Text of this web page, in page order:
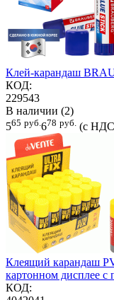
Клей-карандаш
КОД:
229543
В наличии (2)
565 руб.678 руб. (с
Клеящий карандаш
картонном дисплее
КОД: